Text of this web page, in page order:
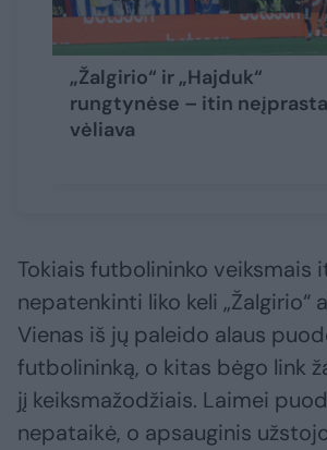
„Žalgirio“ ir „Hajduk“
rungtynėse – itin neįprasta
vėliava
Tokiais futbolininko veiksmais
nepatenkinti liko keli „Žalgirio“
Vienas iš jų paleido alaus
futbolininką, o kitas bėgo link
jį keiksmažodžiais. Laimei
nepataikė, o apsauginis